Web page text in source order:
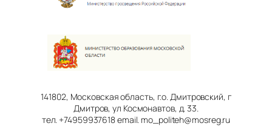
141802, Московская область, г.о. Дмитровский, г
Дмитров, ул Космонавтов, д. 33.
тел. +74959937618 email. mo_politeh@mosreg.ru